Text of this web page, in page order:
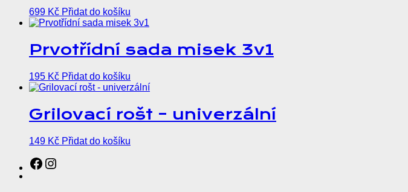
699 Kč Přidat do košíku
Prvotřídní sada misek 3v1
195 Kč Přidat do košíku
Grilovací rošt – univerzální
149 Kč Přidat do košíku
Sledujte nás na sociálních sítích!Instagram